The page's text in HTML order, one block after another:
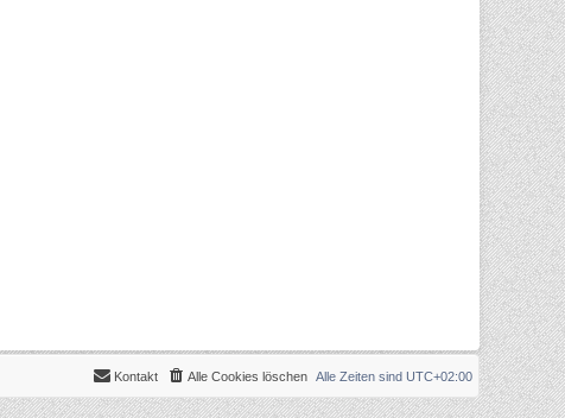
Alle Zeiten sind UTC+02:00
Alle Cookies löschen
Kontakt